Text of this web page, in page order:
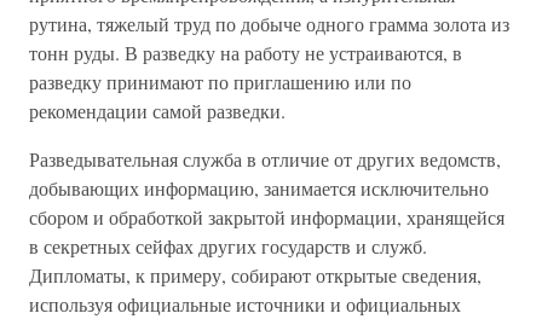
рутина, тяжелый труд по добыче одного грамма золота из
тонн руды. В разведку на работу не устраиваются, в
разведку принимают по приглашению или по
рекомендации самой разведки.
Разведывательная служба в отличие от других ведомств,
добывающих информацию, занимается исключительно
сбором и обработкой закрытой информации, хранящейся
в секретных сейфах других государств и служб.
Дипломаты, к примеру, собирают открытые сведения,
используя официальные источники и официальных